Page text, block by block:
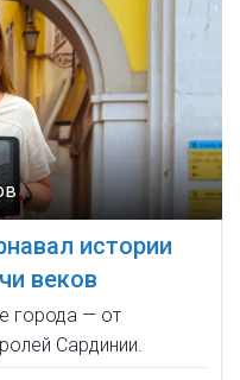
истории
веков
города — от
Сардинии.